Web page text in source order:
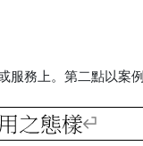
務上。第二點以案